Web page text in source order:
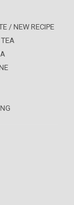
/ NEW RECIPE